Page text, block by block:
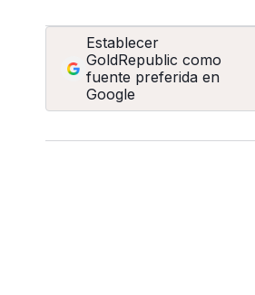
Establecer
GoldRepublic como
fuente preferida en
Google